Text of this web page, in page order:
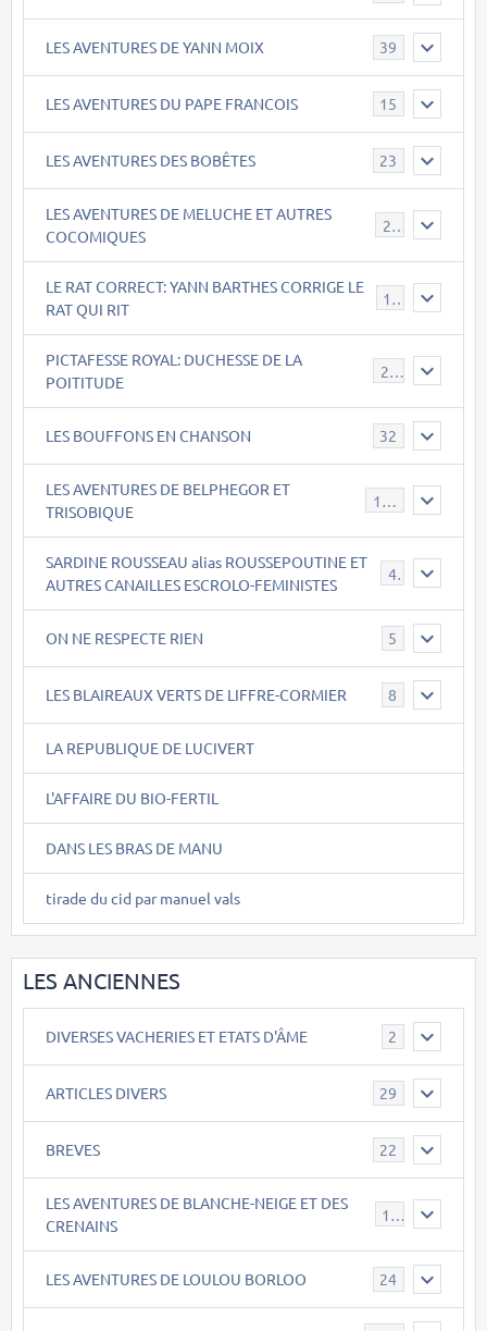
LES AVENTURES DE YANN MOIX 39
LES AVENTURES DU PAPE FRANCOIS 15
LES AVENTURES DES BOBÊTES 23
LES AVENTURES DE MELUCHE ET AUTRES
COCOMIQUES
22
LE RAT CORRECT: YANN BARTHES CORRIGE LE
RAT QUI RIT
15
PICTAFESSE ROYAL: DUCHESSE DE LA
POITITUDE
23
LES BOUFFONS EN CHANSON 32
LES AVENTURES DE BELPHEGOR ET
TRISOBIQUE
147
SARDINE ROUSSEAU alias ROUSSEPOUTINE ET
AUTRES CANAILLES ESCROLO-FEMINISTES
40
ON NE RESPECTE RIEN 5
LES BLAIREAUX VERTS DE LIFFRE-CORMIER 8
LA REPUBLIQUE DE LUCIVERT
L'AFFAIRE DU BIO-FERTIL
DANS LES BRAS DE MANU
tirade du cid par manuel vals
LES ANCIENNES
DIVERSES VACHERIES ET ETATS D'ÂME 2
ARTICLES DIVERS 29
BREVES 22
LES AVENTURES DE BLANCHE-NEIGE ET DES
CRENAINS
17
LES AVENTURES DE LOULOU BORLOO 24